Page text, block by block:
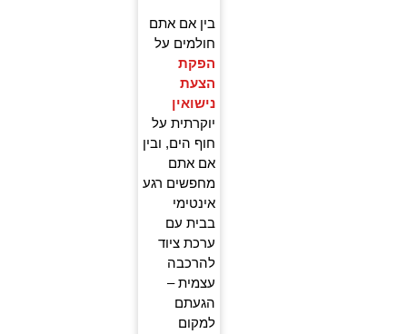
בין אם אתם
חולמים על
הפקת
הצעת
נישואין
יוקרתית על
חוף הים, ובין
אם אתם
מחפשים רגע
אינטימי
בבית עם
ערכת ציוד
להרכבה
עצמית –
הגעתם
למקום